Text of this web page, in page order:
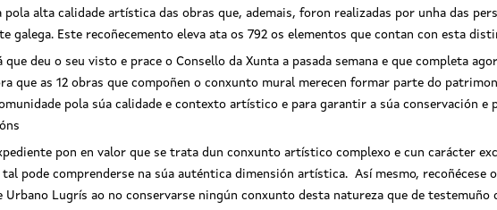
pola alta calidade artística das obras que, ademais, foron realizadas por unha das
galega. Este recoñecemento eleva ata os 792 os elementos que contan con esta
deu o seu visto e prace o Consello da Xunta a pasada semana e que completa
que as 12 obras que compoñen o conxunto mural merecen formar parte do
pola súa calidade e contexto artístico e para garantir a súa conservación e
pon en valor que se trata dun conxunto artístico complexo e cun carácter
pode comprenderse na súa auténtica dimensión artística. Así mesmo, recoñécese
Lugrís ao no conservarse ningún conxunto desta natureza que de testemuño